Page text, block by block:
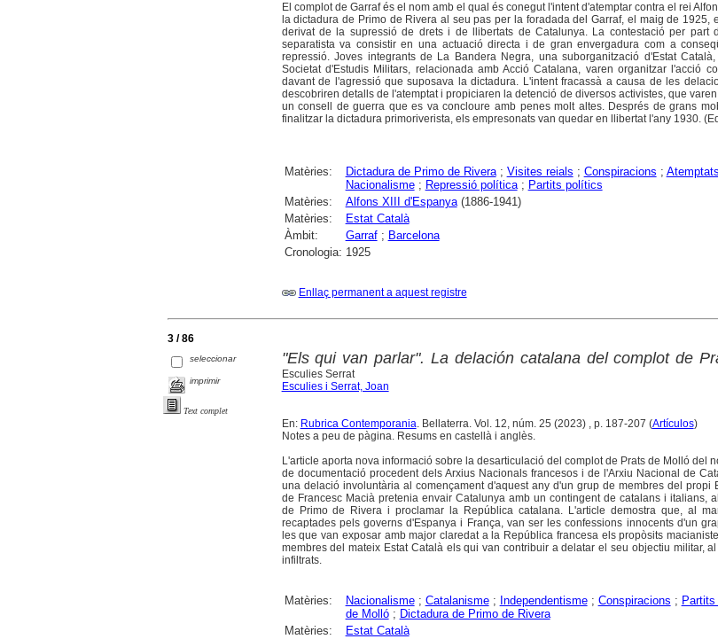
El complot de Garraf és el nom amb el qual és conegut l'intent d'atemptar contra el rei
la dictadura de Primo de Rivera al seu pas per la foradada del Garraf, el maig de 1925,
derivat de la supressió de drets i de llibertats de Catalunya. La contestació per part
separatista va consistir en una actuació directa i de gran envergadura com a
repressió. Joves integrants de La Bandera Negra, una suborganització d'Estat
Societat d'Estudis Militars, relacionada amb Acció Catalana, varen organitzar l'acció
davant de l'agressió que suposava la dictadura. L'intent fracassà a causa de les
descobriren detalls de l'atemptat i propiciaren la detenció de diversos activistes, que
un consell de guerra que es va concloure amb penes molt altes. Després de grans
finalitzar la dictadura primoriverista, els empresonats van quedar en llibertat l'any 1930.
Matèries: Dictadura de Primo de Rivera; Visites reials ; Conspiracions ; Atemptats
Nacionalisme; Repressió política; Partits polítics
Matèries:
Alfons XIII d'Espanya(1886-1941)
Matèries:
Estat Català
Àmbit:
Garraf; Barcelona
Cronologia: 1925
Enllaç permanent a aquest registre
3 / 86
seleccionar
imprimir
Text complet
"Els qui van parlar". La delación catalana del complot de
Esculies Serrat
Esculies i Serrat, Joan
En: Rubrica Contemporania. Bellaterra. Vol. 12, núm. 25 (2023) , p. 187-207 (Artículos)
Notes a peu de pàgina. Resums en castellà i anglès.
L'article aporta nova informació sobre la desarticulació del complot de Prats de Molló del
de documentació procedent dels Arxius Nacionals francesos i de l'Arxiu Nacional de
una delació involuntària al començament d'aquest any d'un grup de membres del propi
de Francesc Macià pretenia envair Catalunya amb un contingent de catalans i italians,
de Primo de Rivera i proclamar la República catalana. L'article demostra que, al
recaptades pels governs d'Espanya i França, van ser les confessions innocents d'un
les que van exposar amb major claredat a la República francesa els propòsits
membres del mateix Estat Català els qui van contribuir a delatar el seu objectiu militar,
infiltrats.
Matèries: Nacionalisme; Catalanisme; Independentisme; Conspiracions ;
de Molló; Dictadura de Primo de Rivera
Matèries:
Estat Català